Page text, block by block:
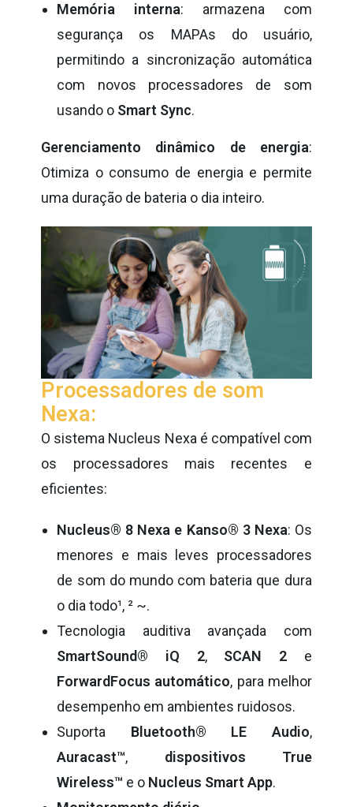
Memória interna: armazena com
segurança os MAPAs do usuário,
permitindo a sincronização automática
com novos processadores de som
usando o Smart Sync.
Gerenciamento dinâmico de energia:
Otimiza o consumo de energia e permite
uma duração de bateria o dia inteiro.
Processadores de som
Nexa:
O sistema Nucleus Nexa é compatível com
os processadores mais recentes e
eficientes:
Nucleus® 8 Nexa e Kanso® 3 Nexa: Os
menores e mais leves processadores
de som do mundo com bateria que dura
o dia todo¹, ² ~.
Tecnologia auditiva avançada com
SmartSound® iQ 2, SCAN 2e
ForwardFocus automático, para melhor
desempenho em ambientes ruidosos.
Suporta Bluetooth® LE Audio,
Auracast™, dispositivos True
Wireless™ e o Nucleus Smart App.